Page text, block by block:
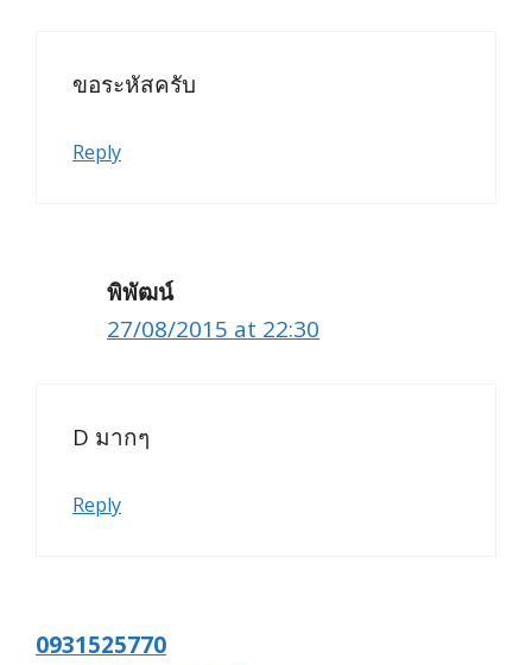
ขอระหัสครับ
Reply
พิพัฒน์
27/08/2015 at 22:30
D มากๆ
Reply
0931525770